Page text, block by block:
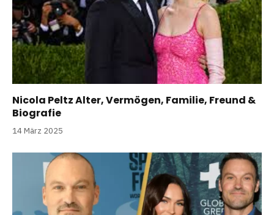
Nicola Peltz Alter, Vermögen, Familie, Freund &
Biografie
14 März 2025